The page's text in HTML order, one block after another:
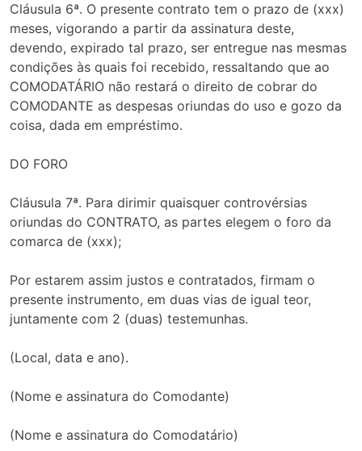
Cláusula 6ª. O presente contrato tem o prazo de (xxx)
meses, vigorando a partir da assinatura deste,
devendo, expirado tal prazo, ser entregue nas mesmas
condições às quais foi recebido, ressaltando que ao
COMODATÁRIO não restará o direito de cobrar do
COMODANTE as despesas oriundas do uso e gozo da
coisa, dada em empréstimo.
DO FORO
Cláusula 7ª. Para dirimir quaisquer controvérsias
oriundas do CONTRATO, as partes elegem o foro da
comarca de (xxx);
Por estarem assim justos e contratados, firmam o
presente instrumento, em duas vias de igual teor,
juntamente com 2 (duas) testemunhas.
(Local, data e ano).
(Nome e assinatura do Comodante)
(Nome e assinatura do Comodatário)